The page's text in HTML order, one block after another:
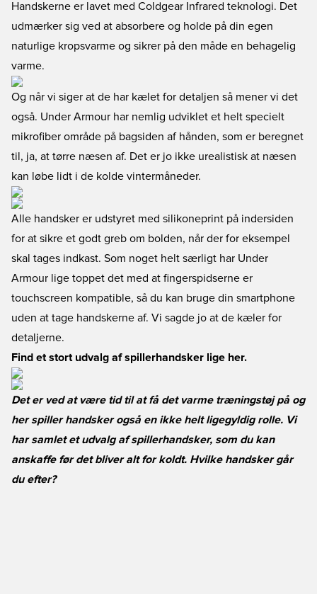
Handskerne er lavet med Coldgear Infrared teknologi. Det
udmærker sig ved at absorbere og holde på din egen
naturlige kropsvarme og sikrer på den måde en behagelig
varme.
Og når vi siger at de har kælet for detaljen så mener vi det
også. Under Armour har nemlig udviklet et helt specielt
mikrofiber område på bagsiden af hånden, som er beregnet
til, ja, at tørre næsen af. Det er jo ikke urealistisk at næsen
kan løbe lidt i de kolde vintermåneder.
Alle handsker er udstyret med silikoneprint på indersiden
for at sikre et godt greb om bolden, når der for eksempel
skal tages indkast. Som noget helt særligt har Under
Armour lige toppet det med at fingerspidserne er
touchscreen kompatible, så du kan bruge din smartphone
uden at tage handskerne af. Vi sagde jo at de kæler for
detaljerne.
Find et stort udvalg af spillerhandsker lige her.
Det er ved at være tid til at få det varme træningstøj på og
her spiller handsker også en ikke helt ligegyldig rolle. Vi
har samlet et udvalg af spillerhandsker, som du kan
anskaffe før det bliver alt for koldt. Hvilke handsker går
du efter?